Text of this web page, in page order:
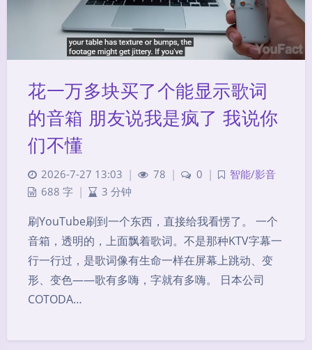
花一万多块买了个能显示歌词
的音箱 朋友说我是疯了 我说你
们不懂
2026-7-27 13:03 | 78 | 0 |
智能/影音
688 字 | 3 分钟
刷YouTube刷到一个东西，直接给我看愣了。 一个
音箱，透明的，上面飘着歌词。不是那种KTV字幕一
行一行过，是歌词像有生命一样在屏幕上跳动、变
形、变色——歌有多嗨，字就有多嗨。 日本公司
COTODA…